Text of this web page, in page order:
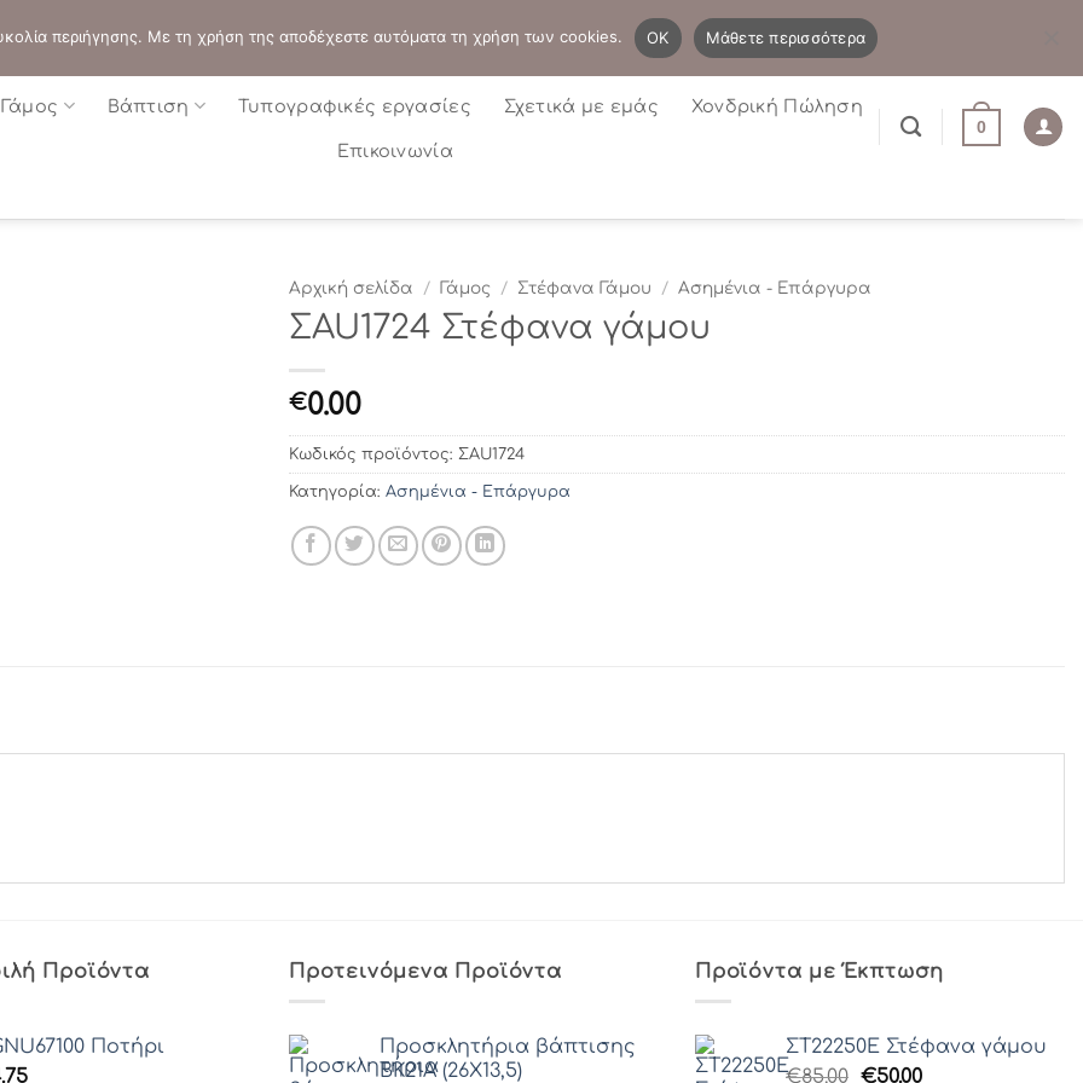
Η λίστα μου Newsletter
Γάμος Βάπτιση Τυπογραφικές εργασίες Σχετικά με εμάς Χονδρική Πώληση
Επικοινωνία
0
Αρχική σελίδα / Γάμος / Στέφανα Γάμου / Ασημένια - Επάργυρα
ΣAU1724 Στέφανα γάμου
€0.00
Κωδικός προϊόντος: ΣAU1724
Κατηγορία: Ασημένια - Επάργυρα
Προϊόντα
Ποτήρι
Προτεινόμενα Προϊόντα
Προσκλητήρια βάπτισης
ΒΚ21Α (26Χ13,5)
Προϊόντα με Έκπτωση
ΣΤ22250Ε Στέφανα γάμου
€85.00 Original
€50.00Η
περιήγησης. Με τη χρήση της αποδέχεστε αυτόματα τη χρήση των cookies. OK Μάθετε περισσότερα